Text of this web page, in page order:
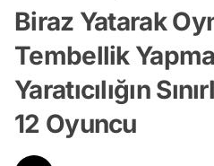
Biraz Yatarak
Tembellik
Yaratıcılığın
12 Oyuncu